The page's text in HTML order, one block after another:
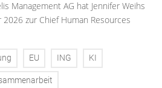
Management AG hat Jennifer Weihs
zur Chief Human Resources
EU ING KI